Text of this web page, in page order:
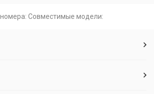
Совместимые модели: